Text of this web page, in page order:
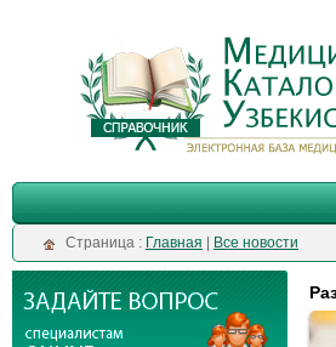
Cтраница : Главная Все новости